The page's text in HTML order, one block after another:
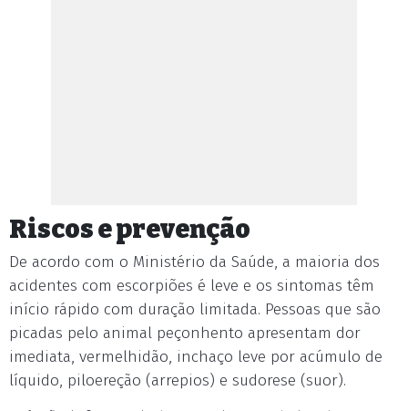
Riscos e prevenção
De acordo com o Ministério da Saúde, a maioria dos
acidentes com escorpiões é leve e os sintomas têm
início rápido com duração limitada. Pessoas que são
picadas pelo animal peçonhento apresentam dor
imediata, vermelhidão, inchaço leve por acúmulo de
líquido, piloereção (arrepios) e sudorese (suor).